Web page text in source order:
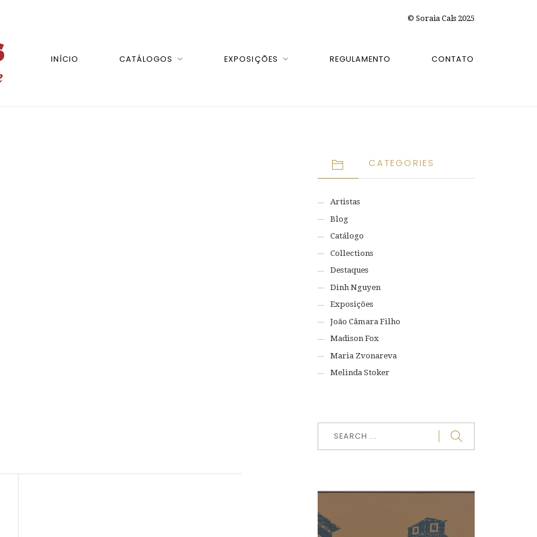
© Soraia Cals 2025
INÍCIO CATÁLOGOS EXPOSIÇÕES REGULAMENTO CONTATO
CATEGORIES
Artistas
Blog
Catálogo
Collections
Destaques
Dinh Nguyen
Exposições
João Câmara Filho
Madison Fox
Maria Zvonareva
Melinda Stoker